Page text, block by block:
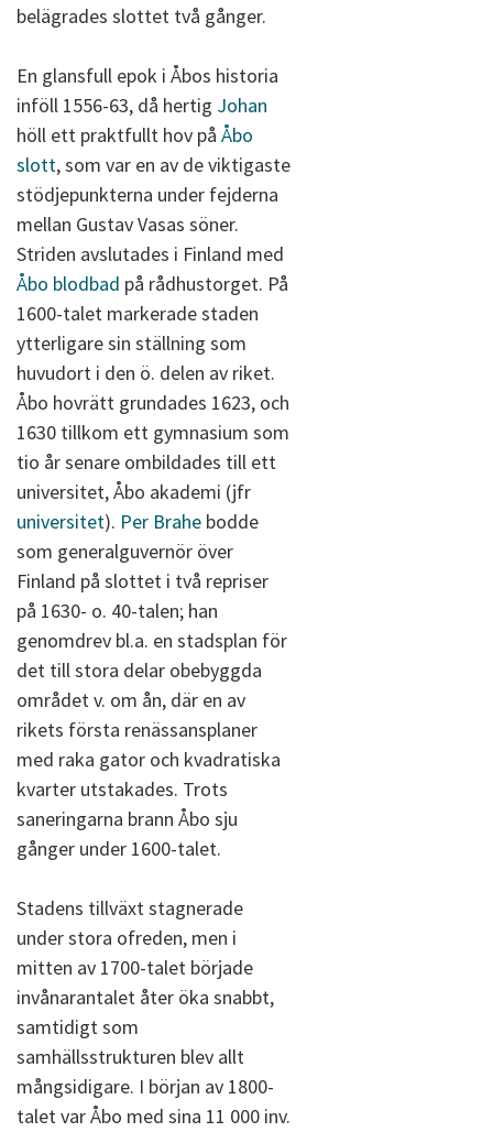
belägrades slottet två gånger.
En glansfull epok i Åbos historia
inföll 1556-63, då hertig Johan
höll ett praktfullt hov på Åbo
slott, som var en av de viktigaste
stödjepunkterna under fejderna
mellan Gustav Vasas söner.
Striden avslutades i Finland med
Åbo blodbad på rådhustorget. På
1600-talet markerade staden
ytterligare sin ställning som
huvudort i den ö. delen av riket.
Åbo hovrätt grundades 1623, och
1630 tillkom ett gymnasium som
tio år senare ombildades till ett
universitet, Åbo akademi (jfr
universitet). Per Brahe bodde
som generalguvernör över
Finland på slottet i två repriser
på 1630- o. 40-talen; han
genomdrev bl.a. en stadsplan för
det till stora delar obebyggda
området v. om ån, där en av
rikets första renässansplaner
med raka gator och kvadratiska
kvarter utstakades. Trots
saneringarna brann Åbo sju
gånger under 1600-talet.
Stadens tillväxt stagnerade
under stora ofreden, men i
mitten av 1700-talet började
invånarantalet åter öka snabbt,
samtidigt som
samhällsstrukturen blev allt
mångsidigare. I början av 1800-
talet var Åbo med sina 11 000 inv.